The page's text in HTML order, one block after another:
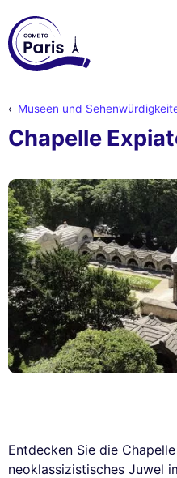
Museen und
Chapelle
Entdecken Sie die
neoklassizistisches Juwel